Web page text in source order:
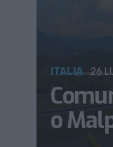
o
ITALIA 26